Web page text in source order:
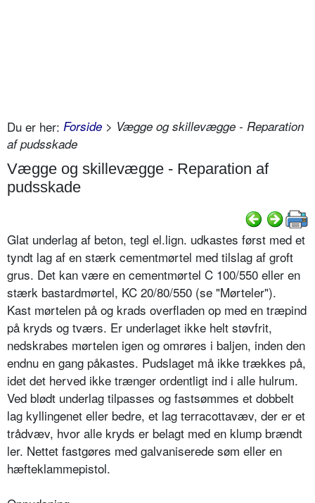
Du er her: Forside > Vægge og skillevægge - Reparation
af pudsskade
Vægge og skillevægge - Reparation af
pudsskade
Glat underlag af beton, tegl el.lign. udkastes først med et
tyndt lag af en stærk cementmørtel med tilslag af groft
grus. Det kan være en cementmørtel C 100/550 eller en
stærk bastardmørtel, KC 20/80/550 (se "Mørteler").
Kast mørtelen på og krads overfladen op med en træpind
på kryds og tværs. Er underlaget ikke helt støvfrit,
nedskrabes mørtelen igen og omrøres i baljen, inden den
endnu en gang påkastes. Pudslaget må ikke trækkes på,
idet det herved ikke trænger ordentligt ind i alle hulrum.
Ved blødt underlag tilpasses og fastsømmes et dobbelt
lag kyllingenet eller bedre, et lag terracottavæv, der er et
trådvæv, hvor alle kryds er belagt med en klump brændt
ler. Nettet fastgøres med galvaniserede søm eller en
hæfteklammepistol.